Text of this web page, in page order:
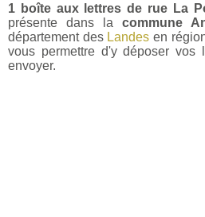
1 boîte aux lettres de rue La
présente dans la commune
département des Landes en
vous permettre d'y déposer vos
envoyer.